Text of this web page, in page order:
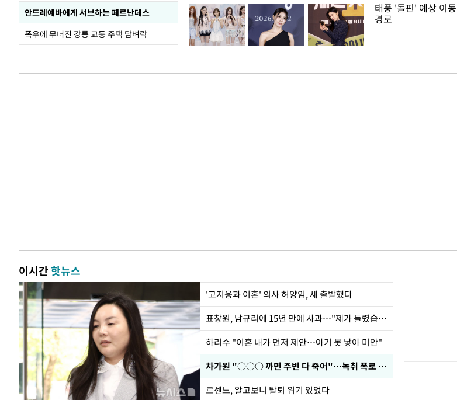
안드레예바에게 서브하는 페르난데스
폭우에 무너진 강릉 교동 주택 담벼락
태풍 '돌핀' 예상 이동
경로
이시간핫뉴스
'고지용과 이혼' 의사 허양임, 새 출발했다
표창원, 남규리에 15년 만에 사과…"제가 틀렸습니다"
하리수 "이혼 내가 먼저 제안…아기 못 낳아 미안"
차가원 "○○○ 까면 주변 다 죽어"…녹취 폭로 파장
르센느, 알고보니 탈퇴 위기 있었다